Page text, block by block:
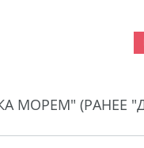
МОРЕМ" (РАНЕЕ